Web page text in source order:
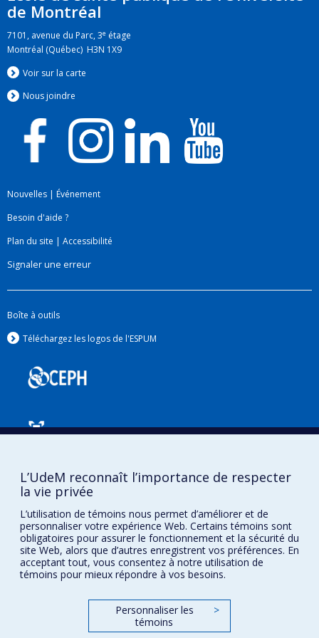
de regroupements stratégiques
de Montréal
7101, avenue du Parc, 3e étage
Montréal (Québec) H3N 1X9
Voir sur la carte
Nous joindre
Nouvelles | Événement
Besoin d'aide ?
Plan du site | Accessibilité
Signaler une erreur
Boîte à outils
Téléchargez les logos de l'ESPUM
Confidentialité
Conditions d’utilisation
Paramètres des témoins
Université de
Montréal
L’UdeM reconnaît l’importance de respecter
la vie privée
L’utilisation de témoins nous permet d’améliorer et de
personnaliser votre expérience Web. Certains témoins sont
obligatoires pour assurer le fonctionnement et la sécurité du
site Web, alors que d’autres enregistrent vos préférences. En
acceptant tout, vous consentez à notre utilisation de
témoins pour mieux répondre à vos besoins.
Personnaliser les
témoins
>